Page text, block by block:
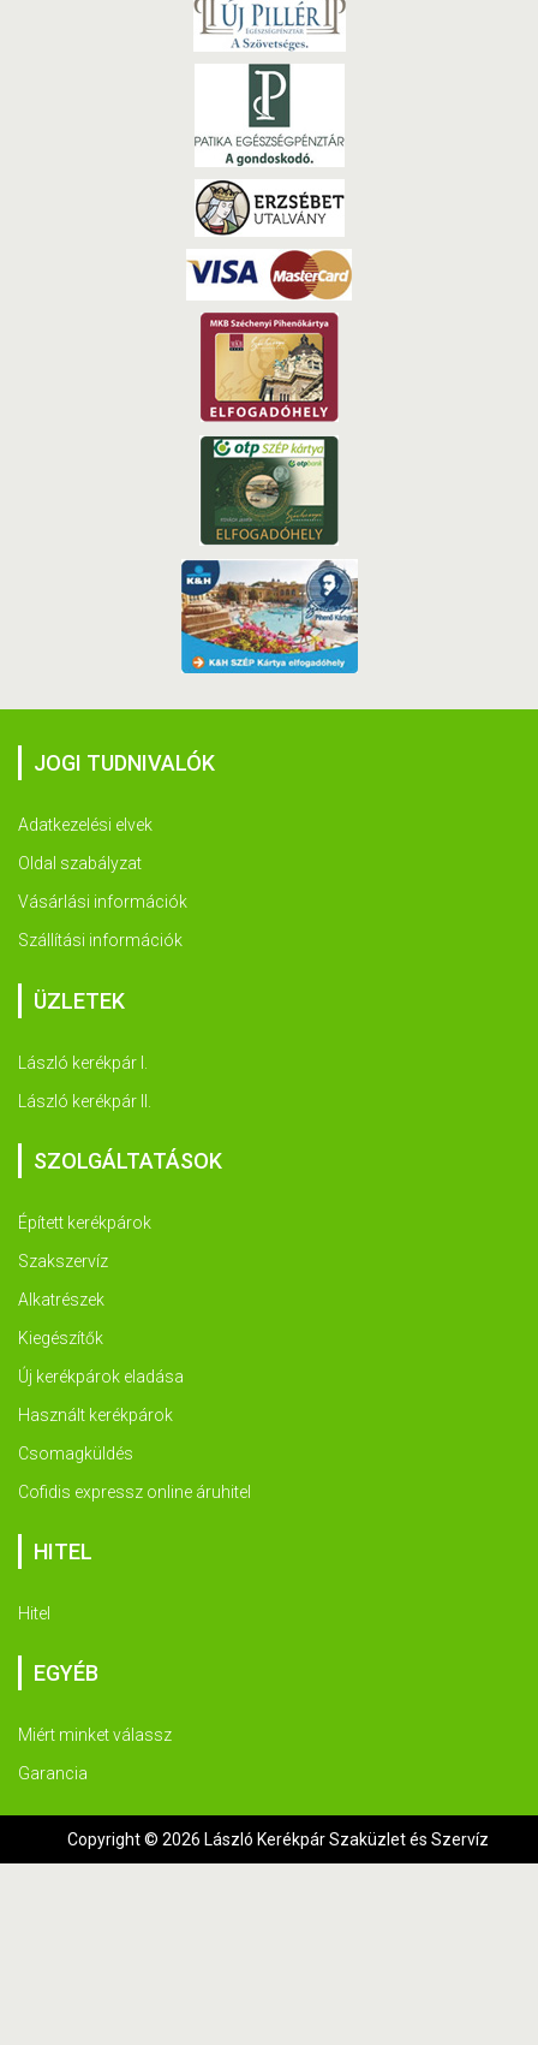
JOGI TUDNIVALÓK
Adatkezelési elvek
Oldal szabályzat
Vásárlási információk
Szállítási információk
ÜZLETEK
László kerékpár I.
László kerékpár II.
SZOLGÁLTATÁSOK
Épített kerékpárok
Szakszervíz
Alkatrészek
Kiegészítők
Új kerékpárok eladása
Használt kerékpárok
Csomagküldés
Cofidis expressz online áruhitel
HITEL
Hitel
EGYÉB
Miért minket válassz
Garancia
Copyright © 2026 László Kerékpár Szaküzlet és Szervíz